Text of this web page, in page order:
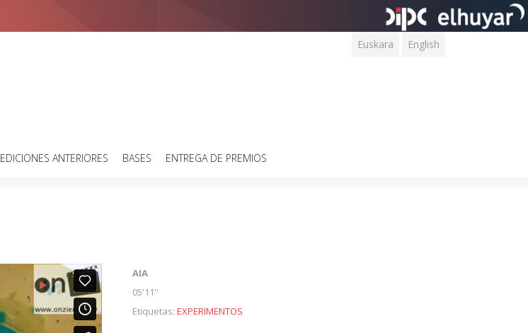
Euskara English
EDICIONES ANTERIORES BASES ENTREGA DE PREMIOS
AIA
05'11''
Etiquetas: EXPERIMENTOS